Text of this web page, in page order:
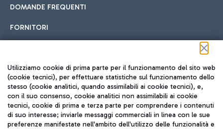
DOMANDE FREQUENTI
FORNITORI
Seguici sui social
TRAVEL JOURNAL
Utilizziamo cookie di prima parte per il funzionamento del sito web
(cookie tecnici), per effettuare statistiche sul funzionamento dello
stesso (cookie analitici, quando assimilabili ai cookie tecnici), e,
con il suo consenso, cookie analitici non assimilabili ai cookie
tecnici, cookie di prima e terza parte per comprendere i contenuti
di suo interesse; inviarle messaggi commerciali in linea con le sue
preferenze manifestate nell'ambito dell'utilizzo delle funzionalità e